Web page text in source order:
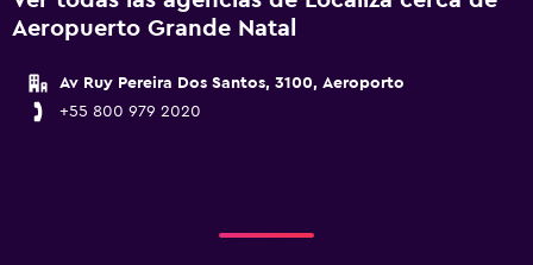
Aeropuerto Grande Natal
Av Ruy Pereira Dos Santos, 3100, Aeroporto
+55 800 979 2020